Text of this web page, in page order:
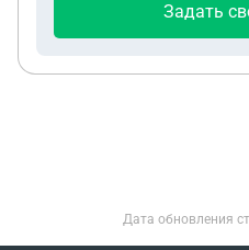
отказ, представителя
заключил Договор 2 с
потребителя в мировой
Задать
Дата обновления